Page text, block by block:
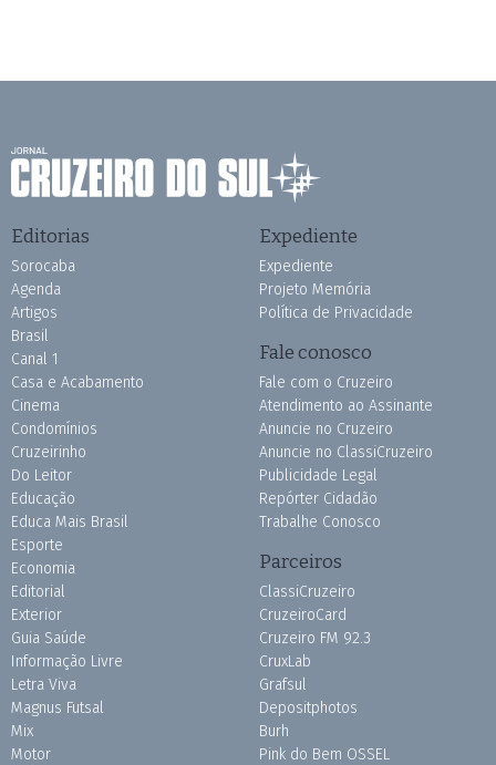
Editorias
Sorocaba
Agenda
Artigos
Brasil
Canal 1
Casa e Acabamento
Cinema
Condomínios
Cruzeirinho
Do Leitor
Educação
Educa Mais Brasil
Esporte
Economia
Editorial
Exterior
Guia Saúde
Informação Livre
Letra Viva
Magnus Futsal
Mix
Motor
Expediente
Expediente
Projeto Memória
Política de Privacidade
Fale conosco
Fale com o Cruzeiro
Atendimento ao Assinante
Anuncie no Cruzeiro
Anuncie no ClassiCruzeiro
Publicidade Legal
Repórter Cidadão
Trabalhe Conosco
Parceiros
ClassiCruzeiro
CruzeiroCard
Cruzeiro FM 92.3
CruxLab
Grafsul
Depositphotos
Burh
Pink do Bem OSSEL